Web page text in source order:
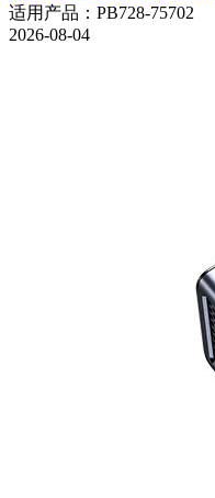
适用产品 ： PB728-75702
2026-08-04